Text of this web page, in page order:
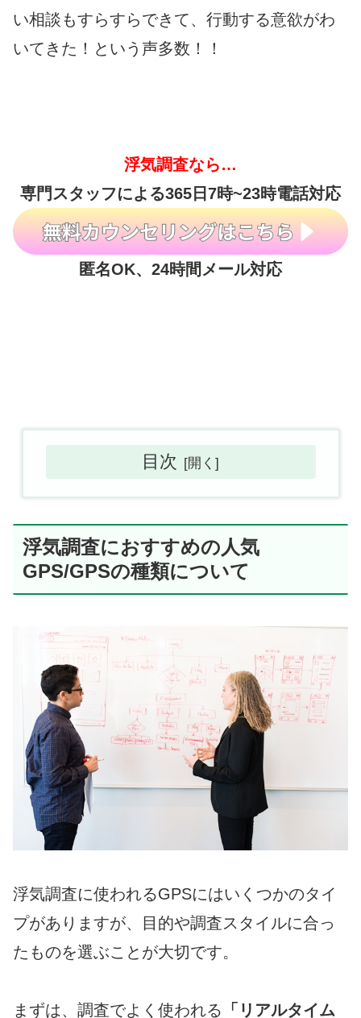
い相談もすらすらできて、行動する意欲がわ
いてきた！という声多数！！
浮気調査なら…
専門スタッフによる365日7時~23時電話対応
匿名OK、24時間メール対応
目次
浮気調査におすすめの人気
GPS/GPSの種類について
浮気調査に使われるGPSにはいくつかのタイ
プがありますが、目的や調査スタイルに合っ
たものを選ぶことが大切です。
まずは、調査でよく使われる 「リアルタイム